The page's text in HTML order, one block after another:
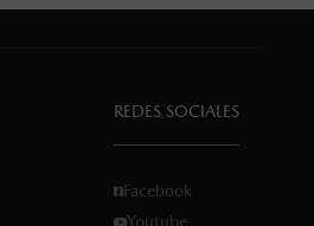
REDES SOCIALES
Facebook
Youtube